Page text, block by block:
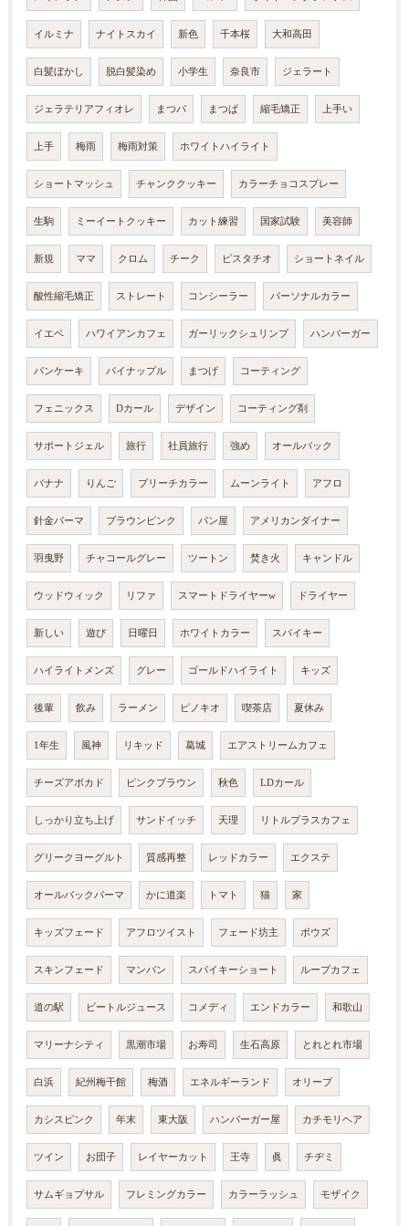
イルミナ ナイトスカイ 新色 千本桜 大和高田
白髪ぼかし 脱白髪染め 小学生 奈良市 ジェラート
ジェラテリアフィオレ まつパ まつぱ 縮毛矯正 上手い
上手 梅雨 梅雨対策 ホワイトハイライト
ショートマッシュ チャンククッキー カラーチョコスプレー
生駒 ミーイートクッキー カット練習 国家試験 美容師
新規 ママ クロム チーク ピスタチオ ショートネイル
酸性縮毛矯正 ストレート コンシーラー パーソナルカラー
イエベ ハワイアンカフェ ガーリックシュリンプ ハンバーガー
パンケーキ パイナップル まつげ コーティング
フェニックス Dカール デザイン コーティング剤
サポートジェル 旅行 社員旅行 強め オールバック
バナナ りんご ブリーチカラー ムーンライト アフロ
針金パーマ ブラウンピンク パン屋 アメリカンダイナー
羽曳野 チャコールグレー ツートン 焚き火 キャンドル
ウッドウィック リファ スマートドライヤーw ドライヤー
新しい 遊び 日曜日 ホワイトカラー スパイキー
ハイライトメンズ グレー ゴールドハイライト キッズ
後輩 飲み ラーメン ピノキオ 喫茶店 夏休み
1年生 風神 リキッド 葛城 エアストリームカフェ
チーズアボカド ピンクブラウン 秋色 LDカール
しっかり立ち上げ サンドイッチ 天理 リトルプラスカフェ
グリークヨーグルト 質感再整 レッドカラー エクステ
オールバックパーマ かに道楽 トマト 猫 家
キッズフェード アフロツイスト フェード坊主 ボウズ
スキンフェード マンバン スパイキーショート ループカフェ
道の駅 ビートルジュース コメディ エンドカラー 和歌山
マリーナシティ 黒潮市場 お寿司 生石高原 とれとれ市場
白浜 紀州梅干館 梅酒 エネルギーランド オリーブ
カシスピンク 年末 東大阪 ハンバーガー屋 カチモリヘア
ツイン お団子 レイヤーカット 王寺 眞 チヂミ
サムギョプサル フレミングカラー カラーラッシュ モザイク